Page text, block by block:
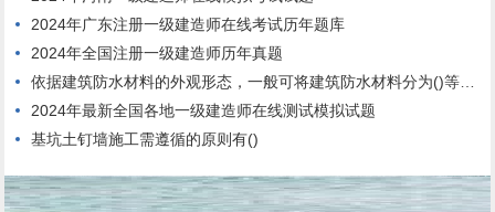
2024年广东注册一级建造师在线考试历年题库
2024年全国注册一级建造师历年真题
依据建筑防水材料的外观形态，一般可将建筑防水材料分为()等几大类。
2024年最新全国各地一级建造师在线测试模拟试题
基坑土钉墙施工需遵循的原则有()